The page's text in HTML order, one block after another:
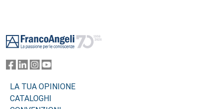
LA TUA OPINIONE
CATALOGHI